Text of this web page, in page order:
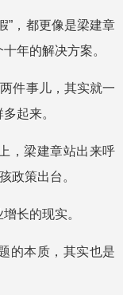
”，都更像是梁建章
年的解决方案。
件事儿，其实就一
起来。
，梁建章站出来呼
政策出台。
长的现实。
的本质，其实也是